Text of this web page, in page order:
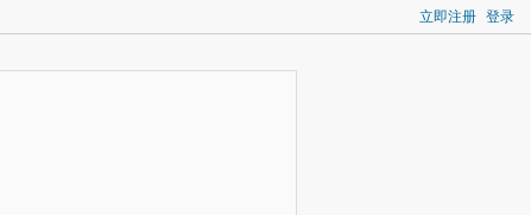
立即注册 登录